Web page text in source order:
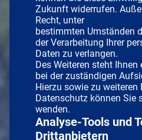
Zukunft widerrufen.
Recht, unter
bestimmten Umständen
der Verarbeitung Ihrer
Daten zu verlangen.
Des Weiteren steht
bei der zuständigen
Hierzu sowie zu weiteren
Datenschutz können Sie
wenden.
Analyse-Tools und
Drittanbietern